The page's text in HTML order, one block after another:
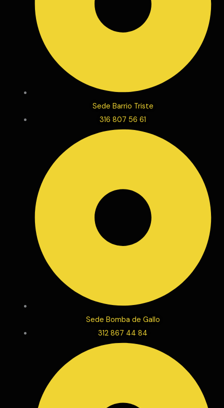
Sede Barrio Triste
316 807 56 61
Sede Bomba de Gallo
312 867 44 84